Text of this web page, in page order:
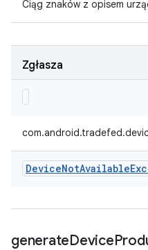
Ciąg znaków z opisem
Zgłasza
DeviceNotAvailable
generateDevice